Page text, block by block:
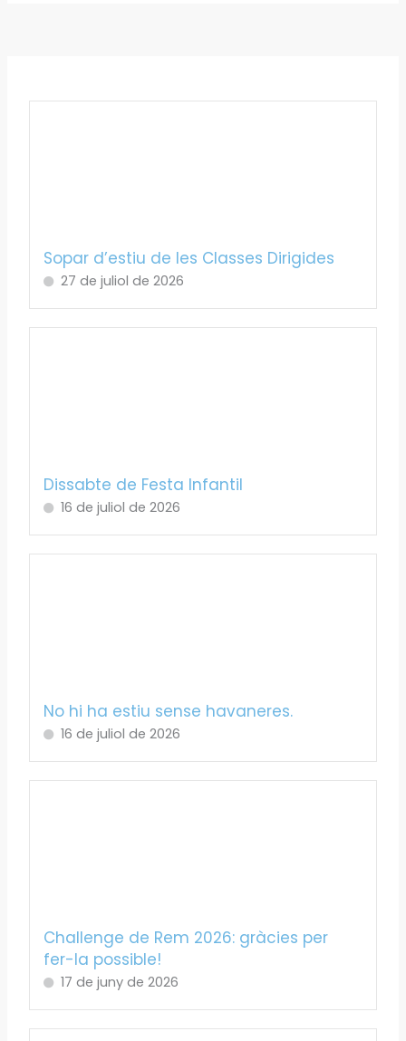
Sopar d’estiu de les Classes Dirigides
27 de juliol de 2026
Dissabte de Festa Infantil
16 de juliol de 2026
No hi ha estiu sense havaneres.
16 de juliol de 2026
Challenge de Rem 2026: gràcies per
fer-la possible!
17 de juny de 2026